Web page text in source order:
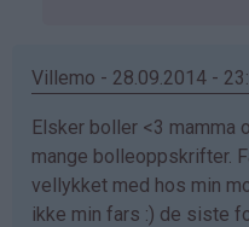
Renate
bekreftet)
Villemo - 28.09.2014 -
Elsker boller <3 mamma
mange bolleoppskrifter.
vellykket med hos min
ikke min fars :) de siste